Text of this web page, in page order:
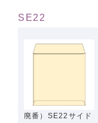
SE22
廃番）SE22サイド